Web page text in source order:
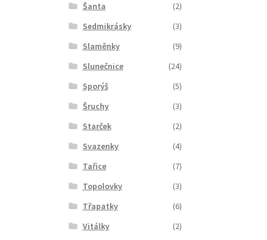
Šanta
(2)
Sedmikrásky
(3)
Slaměnky
(9)
Slunečnice
(24)
Sporýš
(5)
Šruchy
(3)
Starček
(2)
Svazenky
(4)
Tařice
(7)
Topolovky
(3)
Třapatky
(6)
Vitálky
(2)